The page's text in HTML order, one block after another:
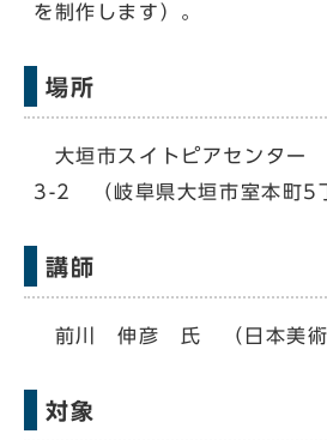
を制作します）。
場所
大垣市スイトピアセンタ
3-2 （岐阜県大垣市室本町5
講師
前川 伸彦 氏 （日本美術
対象